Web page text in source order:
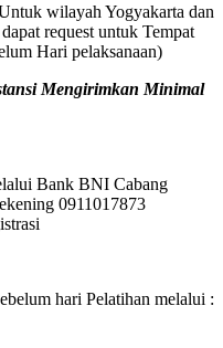
wilayah Yogyakarta dan
request untuk Tempat
Hari pelaksanaan)
Mengirimkan Minimal
Bank BNI Cabang
0911017873
hari Pelatihan melalui :